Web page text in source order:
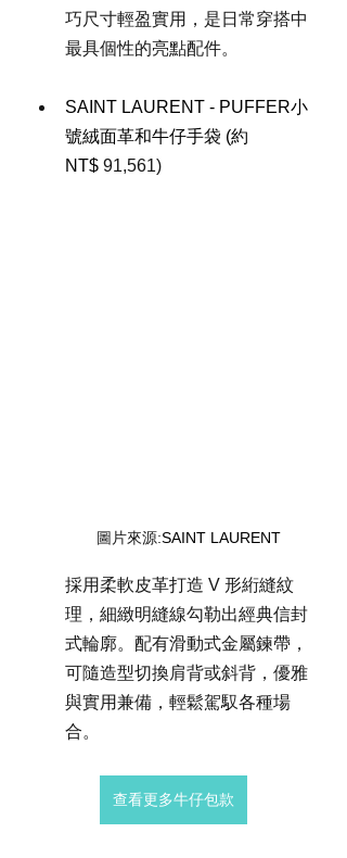
巧尺寸輕盈實用，是日常穿搭中
最具個性的亮點配件。
SAINT LAURENT - PUFFER小
號絨面革和牛仔手袋 (約
NT$ 91,561)
圖片來源:SAINT LAURENT
採用柔軟皮革打造 V 形絎縫紋
理，細緻明縫線勾勒出經典信封
式輪廓。配有滑動式金屬鍊帶，
可隨造型切換肩背或斜背，優雅
與實用兼備，輕鬆駕馭各種場
合。
查看更多牛仔包款